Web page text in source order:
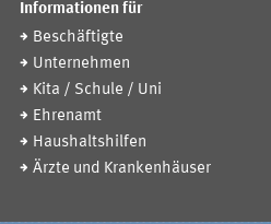
Informationen für
Beschäftigte
Unternehmen
Kita / Schule / Uni
Ehrenamt
Haushaltshilfen
Ärzte und Krankenhäuser